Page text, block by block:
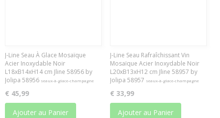
J-Line Seau À Glace Mosaïque
Acier Inoxydable Noir
L18xB14xH14 cm Jline 58956 by
Jolipa 58956 seaux-à-glace-champagne
€ 45,99
Ajouter au Panier
J-Line Seau Rafraîchissant Vin
Mosaïque Acier Inoxydable Noir
L20xB13xH12 cm Jline 58957 by
Jolipa 58957 seaux-à-glace-champagne
€ 33,99
Ajouter au Panier